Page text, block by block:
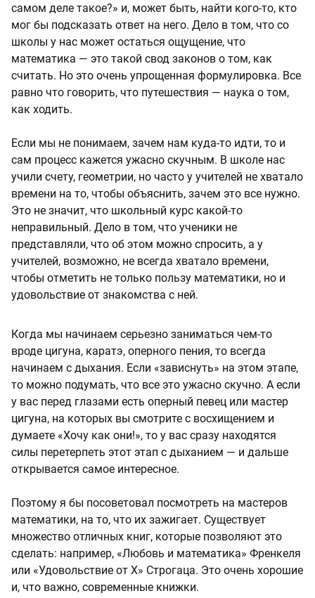
самом деле такое?» и, может быть, найти кого-то, кто
мог бы подсказать ответ на него. Дело в том, что со
школы у нас может остаться ощущение, что
математика — это такой свод законов о том, как
считать. Но это очень упрощенная формулировка. Все
равно что говорить, что путешествия — наука о том,
как ходить.
Если мы не понимаем, зачем нам куда-то идти, то и
сам процесс кажется ужасно скучным. В школе нас
учили счету, геометрии, но часто у учителей не хватало
времени на то, чтобы объяснить, зачем это все нужно.
Это не значит, что школьный курс какой-то
неправильный. Дело в том, что ученики не
представляли, что об этом можно спросить, а у
учителей, возможно, не всегда хватало времени,
чтобы отметить не только пользу математики, но и
удовольствие от знакомства с ней.
Когда мы начинаем серьезно заниматься чем-то
вроде цигуна, каратэ, оперного пения, то всегда
начинаем с дыхания. Если «зависнуть» на этом этапе,
то можно подумать, что все это ужасно скучно. А если
у вас перед глазами есть оперный певец или мастер
цигуна, на которых вы смотрите с восхищением и
думаете «Хочу как они!», то у вас сразу находятся
силы перетерпеть этот этап с дыханием — и дальше
открывается самое интересное.
Поэтому я бы посоветовал посмотреть на мастеров
математики, на то, что их зажигает. Существует
множество отличных книг, которые позволяют это
сделать: например, «Любовь и математика» Френкеля
или «Удовольствие от Х» Строгаца. Это очень хорошие
и, что важно, современные книжки.